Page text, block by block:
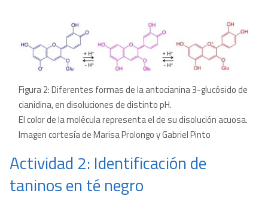
Figura 2: Diferentes formas de la antocianina 3-glucósido de
cianidina, en disoluciones de distinto pH.
El color de la molécula representa el de su disolución acuosa.
Imagen cortesía de Marisa Prolongo y Gabriel Pinto
Actividad 2: Identificación de
taninos en té negro